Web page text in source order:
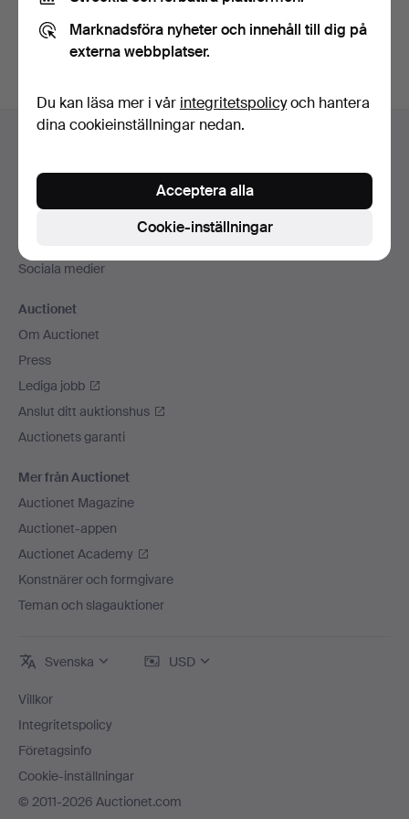
Du kan också söka ivårt arkiv med avslutade auktioner
Sidfotsnavigation
Sociala medier
Auctionet
Om Auctionet
Press
Lediga jobb
Anslut ditt auktionshus
Auctionets garanti
Mer från Auctionet
Auctionet Magazine
Auctionet-appen
Auctionet Academy
Konstnärer och formgivare
Teman och slagauktioner
Svenska USD
Villkor
Integritetspolicy
Företagsinfo
Cookie-inställningar
© 2011-2026 Auctionet.com
Marknadsföra nyheter och innehåll till dig på
externa webbplatser.
Du kan läsa mer i vår integritetspolicyoch hantera
dina cookieinställningar nedan.
Cookie-inställningar
Acceptera alla